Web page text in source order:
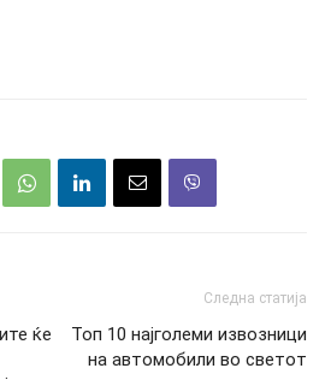
ќе
Следна статија
Топ 10 најголеми извозници
на автомобили во светот